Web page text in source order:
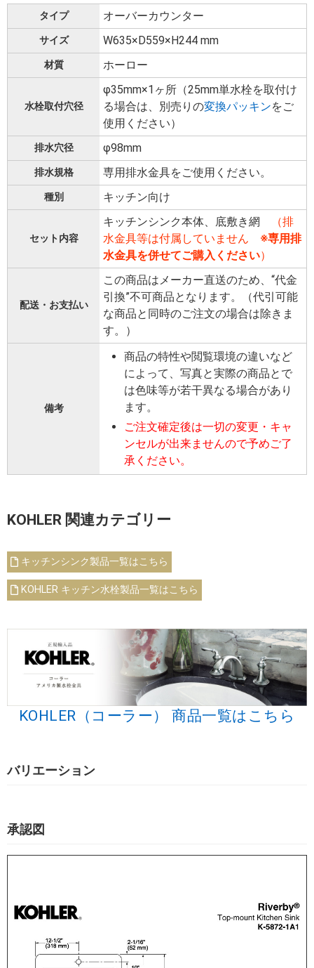
タイプ オーバーカウンター
サイズ W635×D559×H244 mm
材質 ホーロー
水栓取付穴径
φ35mm×1ヶ所（25mm単水栓を取付け
る場合は、別売りの変換パッキンをご
使用ください）
排水穴径 φ98mm
排水規格 専用排水金具をご使用ください。
種別 キッチン向け
セット内容
キッチンシンク本体、底敷き網
（排
水金具等は付属していません ※専用排
水金具を併せてご購入ください）
配送・お支払い
この商品はメーカー直送のため、“代金
引換”不可商品となります。（代引可能
な商品と同時のご注文の場合は除きま
す。）
備考
商品の特性や閲覧環境の違いなど
によって、写真と実際の商品とで
は色味等が若干異なる場合があり
ます。
ご注文確定後は一切の変更・キャ
ンセルが出来ませんので予めご了
承ください。
KOHLER 関連カテゴリー
キッチンシンク製品一覧はこちら
KOHLER キッチン水栓製品一覧はこちら
KOHLER（コーラー） 商品一覧はこちら
バリエーション
承認図